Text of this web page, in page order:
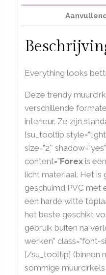
Everything looks
Deze trendy
verschillende
interieur. Ze zijn
[su_tooltip
size=”2″
content=”Forex is
licht materiaal. Het is
geschuimd PVC met
een harde witte
het beste geschikt
gebruik buiten na
werken” class=”font-
[/su_tooltip] (binnen
sommige